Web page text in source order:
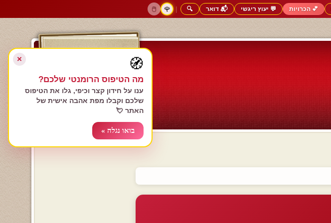
💕 הכרויות 💬 יעוץ ריגשי 📬 דואר 🔍
|
🌹
🖱️
הרשם עכשיו
התחבר